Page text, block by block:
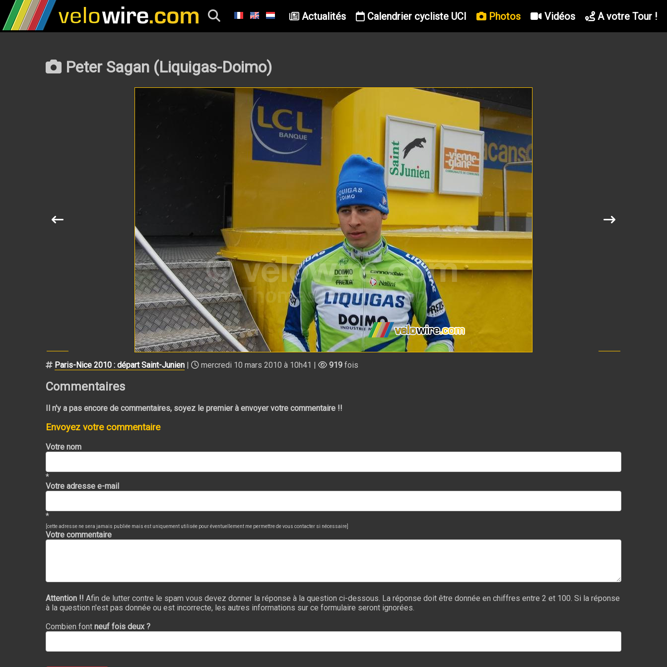
Actualités Calendrier cycliste UCI Photos Vidéos A votre Tour !
Peter Sagan (Liquigas-Doimo)
Paris-Nice 2010 : départ Saint-Junien | mercredi 10 mars 2010 à 10h41 | 919 fois
Commentaires
Il n'y a pas encore de commentaires, soyez le premier à envoyer votre commentaire !!
Envoyez votre commentaire
Votre nom
*
Votre adresse e-mail
*
[cette adresse ne sera jamais publiée mais est uniquement utilisée pour éventuellement me permettre de vous contacter si nécessaire]
Votre commentaire
Attention !! Afin de lutter contre le spam vous devez donner la réponse à la question ci-dessous. La réponse doit être donnée en chiffres entre 2 et 100. Si la réponse
à la question n'est pas donnée ou est incorrecte, les autres informations sur ce formulaire seront ignorées.
Combien font neuf fois deux ?